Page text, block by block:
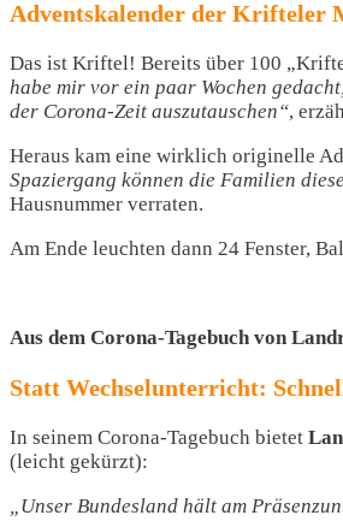
Adventskalender der Krifteler
Das ist Kriftel! Bereits über 100
habe mir vor ein paar Wochen
der Corona-Zeit auszutauschen“,
Heraus kam eine wirklich originelle
Spaziergang können die Familien
Hausnummer verraten.
Am Ende leuchten dann 24 Fenster,
Aus dem Corona-Tagebuch von
Statt Wechselunterricht:
In seinem Corona-Tagebuch bietet
(leicht gekürzt):
„Unser Bundesland hält am